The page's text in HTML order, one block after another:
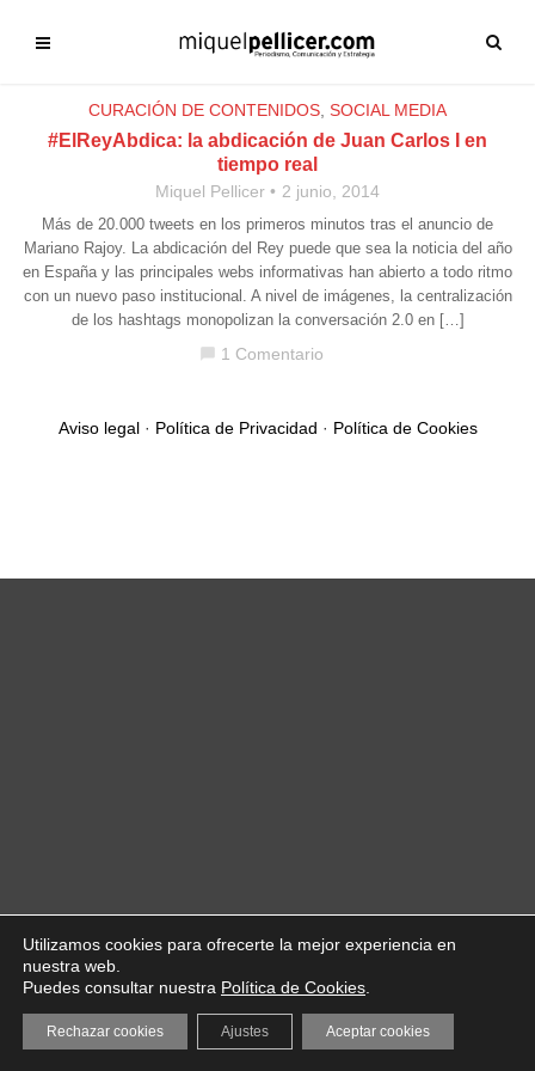
CURACIÓN DE CONTENIDOS SOCIAL MEDIA
#ElReyAbdica: la abdicación de Juan Carlos I en
tiempo real
Miquel Pellicer 2 junio, 2014
Más de 20.000 tweets en los primeros minutos tras el anuncio de
Mariano Rajoy. La abdicación del Rey puede que sea la noticia del año
en España y las principales webs informativas han abierto a todo ritmo
con un nuevo paso institucional. A nivel de imágenes, la centralización
de los hashtags monopolizan la conversación 2.0 en […]
chat_bubble 1 Comentario
Aviso legal· Política de Privacidad · Política de Cookies
Utilizamos cookies para ofrecerte la mejor experiencia en
nuestra web.
Puedes consultar nuestra Política de Cookies
Aceptar cookies
Rechazar cookies Ajustes